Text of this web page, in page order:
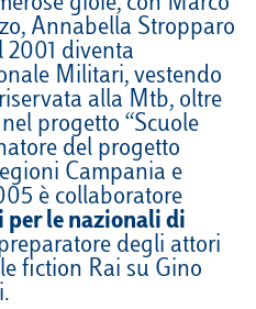
Annabella Stropparo
2001 diventa
Militari, vestendo
alla Mtb, oltre
progetto “Scuole
del progetto
Campania e
è collaboratore
per le nazionali di
degli attori
fiction Rai su Gino